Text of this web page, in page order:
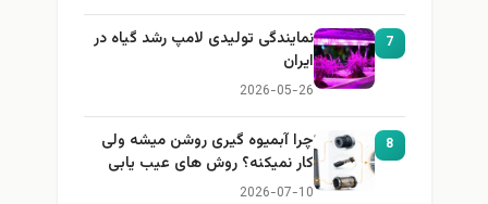
7
نمایندگی تولیدی لامپ رشد گیاه در
ایران
2026-05-26
8
چرا آبمیوه گیری روشن میشه ولی
کار نمیکنه؟ روش های عیب یابی
2026-07-10